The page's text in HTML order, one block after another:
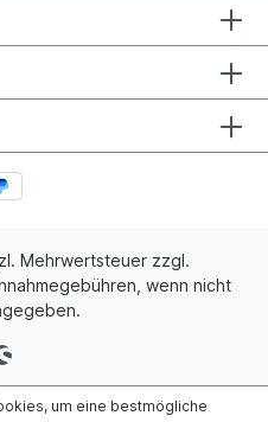
Mehrwertsteuer zzgl.
wenn nicht
um eine bestmögliche